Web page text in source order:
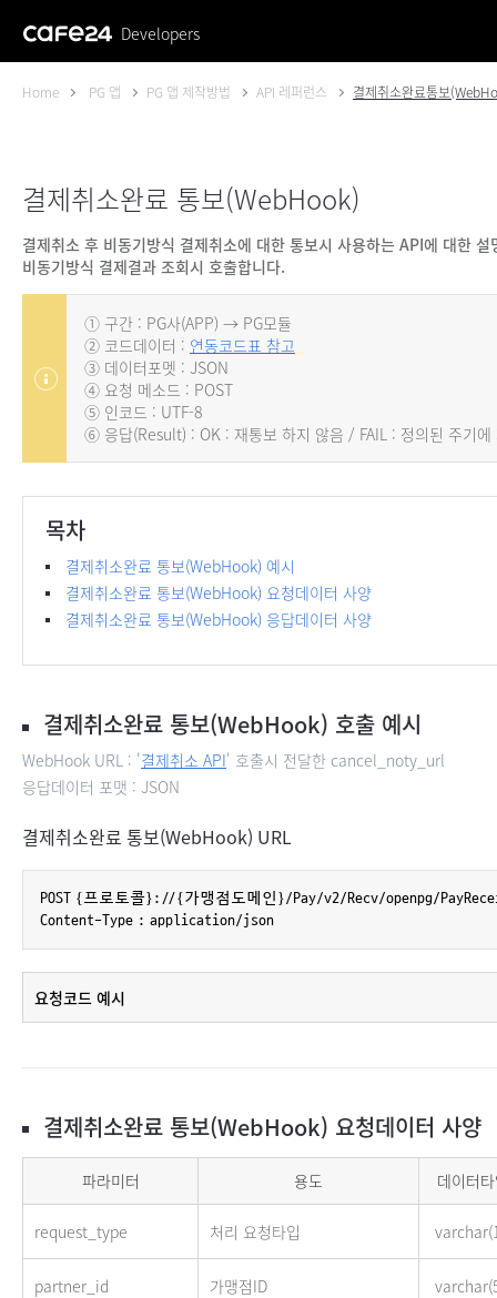
Developers
Home PG 앱 PG 앱 제작방법 API 레퍼런스 결제취소완료통보
결제취소완료 통보(WebHook)
결제취소 후 비동기방식 결제취소에 대한 통보시 사용하는 API에 대한 설
비동기방식 결제결과 조회시 호출합니다.
① 구간 : PG사(APP) → PG모듈
② 코드데이터 : 연동코드표 참고
③ 데이터포멧 : JSON
④ 요청 메소드 : POST
⑤ 인코드 : UTF-8
⑥ 응답(Result) : OK : 재통보 하지 않음 / FAIL : 정의된 주기에
목차
결제취소완료 통보(WebHook) 예시
결제취소완료 통보(WebHook) 요청데이터 사양
결제취소완료 통보(WebHook) 응답데이터 사양
결제취소완료 통보(WebHook) 호출 예시
WebHook URL : '결제취소 API' 호출시 전달한 cancel_noty_url
응답데이터 포맷 : JSON
결제취소완료 통보(WebHook) URL
POST {프로토콜}://{가맹점도메인}/Pay/v2/Recv/openpg/
Content-Type : application/json
요청코드 예시
결제취소완료 통보(WebHook) 요청데이터 사양
파라미터 용도 데이터
request_type 처리 요청타입
partner_id 가맹점ID